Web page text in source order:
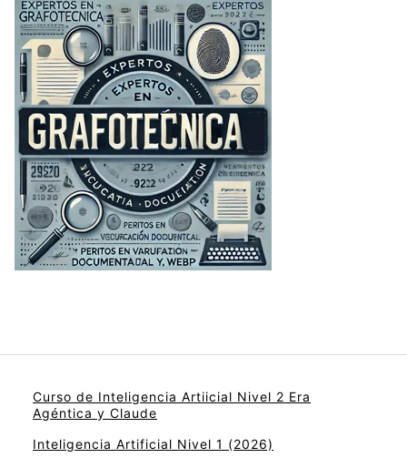
Curso de Inteligencia Artiicial Nivel 2 Era
Agéntica y Claude
Inteligencia Artificial Nivel 1 (2026)